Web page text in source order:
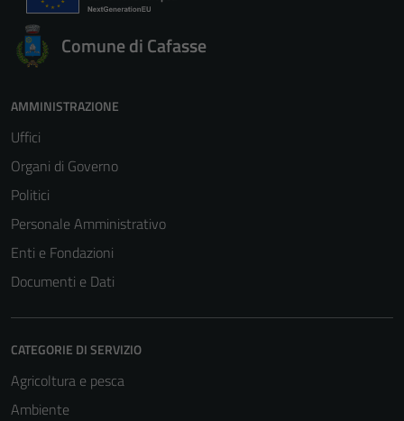
Comune di Cafasse
AMMINISTRAZIONE
Uffici
Organi di Governo
Politici
Personale Amministrativo
Enti e Fondazioni
Documenti e Dati
CATEGORIE DI SERVIZIO
Agricoltura e pesca
Ambiente